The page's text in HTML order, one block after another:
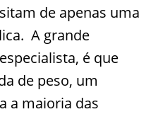
de apenas uma
A grande
é que
de peso, um
a maioria das